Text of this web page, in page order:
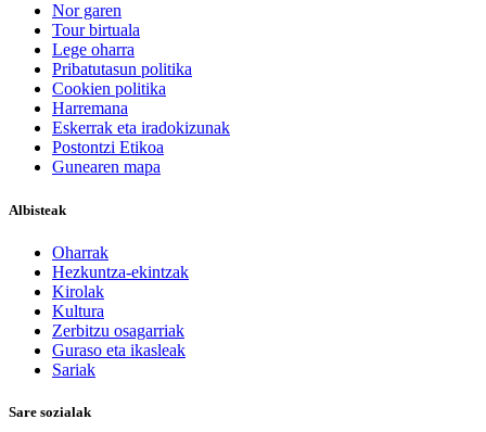
Nor garen
Tour birtuala
Lege oharra
Pribatutasun politika
Cookien politika
Harremana
Eskerrak eta iradokizunak
Postontzi Etikoa
Gunearen mapa
Albisteak
Oharrak
Hezkuntza-ekintzak
Kirolak
Kultura
Zerbitzu osagarriak
Guraso eta ikasleak
Sariak
Sare sozialak